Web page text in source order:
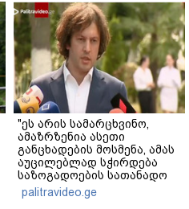
"ეს არის სამარცხვინო,
ამაზრზენია ასეთი
განცხადების მოსმენა, ამას
აუცილებლად სჭირდება
საზოგადოების სათანადო
რეაქცია" - ირაკლი
კობახიძე
palitravideo.ge